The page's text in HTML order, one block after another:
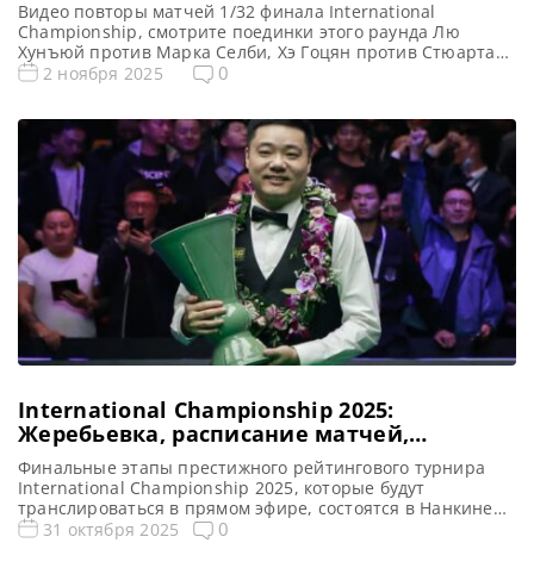
Видео повторы матчей 1/32 финала International
Championship, смотрите поединки этого раунда Лю
Хунъюй против Марка Селби, Хэ Гоцян против Стюарта
Бинхэма, Том Форд против Дэниела Уэллса и
посмотреть матчи 1/32 финала (2-й раунд) по снукеру
International Championship 2025 в прямом эфире, […]
2 ноября 2025 0
International Championship 2025:
Жеребьевка, расписание матчей,
призовой фонд
Финальные этапы престижного рейтингового турнира
International Championship 2025, которые будут
транслироваться в прямом эфире, состоятся в Нанкине
со 2 по 9 ноября, сообщает totallysnookered Основные
31 октября 2025 0